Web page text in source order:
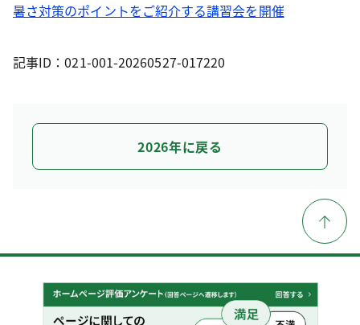
暑さ対策のポイントをご紹介する講習会を開催
記事ID：021-001-20260527-017220
2026年に戻る